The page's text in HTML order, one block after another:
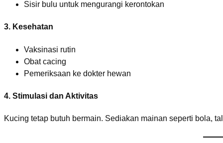
Sisir bulu untuk mengurangi kerontokan
3. Kesehatan
Vaksinasi rutin
Obat cacing
Pemeriksaan ke dokter hewan
4. Stimulasi dan Aktivitas
Kucing tetap butuh bermain. Sediakan mainan seperti bola,